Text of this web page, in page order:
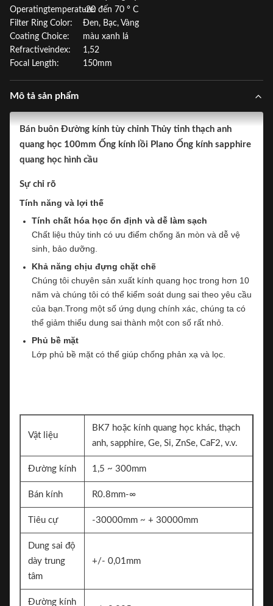
Operatingtemperature:-20 đến 70 ° C
Filter Ring Color:
Đen, Bạc, Vàng
Coating Choice:
màu xanh lá
Refractiveindex:
1,52
Focal Length:
150mm
Mô tả sản phẩm
Bán buôn Đường kính tùy chỉnh Thủy tinh thạch anh
quang học 100mm Ống kính lồi Plano Ống kính sapphire
quang học hình cầu
Sự chỉ rõ
Tính năng và lợi thế
Tính chất hóa học ổn định và dễ làm sạch
Chất liệu thủy tinh có ưu điểm chống ăn mòn và dễ vệ
sinh, bảo dưỡng.
Khả năng chịu đựng chặt chẽ
Chúng tôi chuyên sản xuất kính quang học trong hơn 10
năm và chúng tôi có thể kiểm soát dung sai theo yêu cầu
của bạn.Trong một số ứng dụng chính xác, chúng ta có
thể giảm thiểu dung sai thành một con số rất nhỏ.
Phủ bề mặt
Lớp phủ bề mặt có thể giúp chống phản xạ và lọc.
Vật liệu
BK7 hoặc kính quang học khác, thạch
anh, sapphire, Ge, Si, ZnSe, CaF2, v.v.
Đường kính 1,5 ~ 300mm
Bán kính R0.8mm-∞
Tiêu cự -30000mm ~ + 30000mm
Dung sai độ
dày trung
tâm
+/- 0,01mm
Đường kính